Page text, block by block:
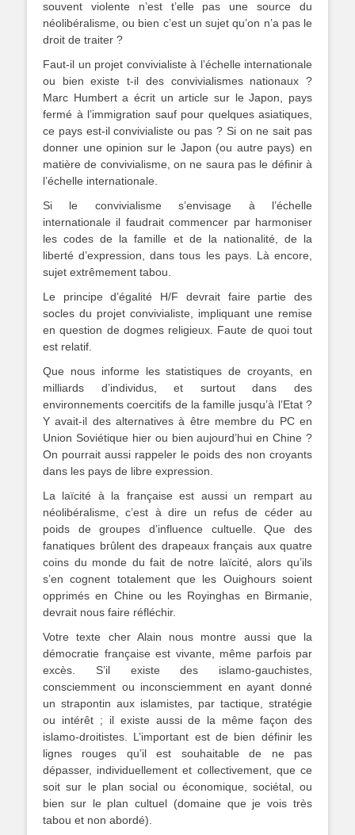
souvent violente n’est t’elle pas une source du
néolibéralisme, ou bien c’est un sujet qu’on n’a pas le
droit de traiter ?
Faut-il un projet convivialiste à l’échelle internationale
ou bien existe t-il des convivialismes nationaux ?
Marc Humbert a écrit un article sur le Japon, pays
fermé à l’immigration sauf pour quelques asiatiques,
ce pays est-il convivialiste ou pas ? Si on ne sait pas
donner une opinion sur le Japon (ou autre pays) en
matière de convivialisme, on ne saura pas le définir à
l’échelle internationale.
Si le convivialisme s’envisage à l’échelle
internationale il faudrait commencer par harmoniser
les codes de la famille et de la nationalité, de la
liberté d’expression, dans tous les pays. Là encore,
sujet extrêmement tabou.
Le principe d’égalité H/F devrait faire partie des
socles du projet convivialiste, impliquant une remise
en question de dogmes religieux. Faute de quoi tout
est relatif.
Que nous informe les statistiques de croyants, en
milliards d’individus, et surtout dans des
environnements coercitifs de la famille jusqu’à l’Etat ?
Y avait-il des alternatives à être membre du PC en
Union Soviétique hier ou bien aujourd’hui en Chine ?
On pourrait aussi rappeler le poids des non croyants
dans les pays de libre expression.
La laïcité à la française est aussi un rempart au
néolibéralisme, c’est à dire un refus de céder au
poids de groupes d’influence cultuelle. Que des
fanatiques brûlent des drapeaux français aux quatre
coins du monde du fait de notre laïcité, alors qu’ils
s’en cognent totalement que les Ouighours soient
opprimés en Chine ou les Royinghas en Birmanie,
devrait nous faire réfléchir.
Votre texte cher Alain nous montre aussi que la
démocratie française est vivante, même parfois par
excès. S’il existe des islamo-gauchistes,
consciemment ou inconsciemment en ayant donné
un strapontin aux islamistes, par tactique, stratégie
ou intérêt ; il existe aussi de la même façon des
islamo-droitistes. L’important est de bien définir les
lignes rouges qu’il est souhaitable de ne pas
dépasser, individuellement et collectivement, que ce
soit sur le plan social ou économique, sociétal, ou
bien sur le plan cultuel (domaine que je vois très
tabou et non abordé).